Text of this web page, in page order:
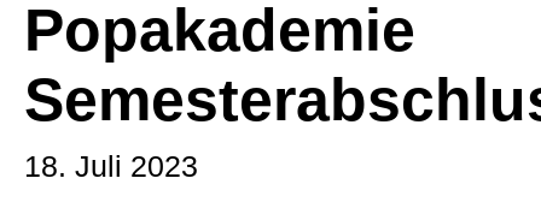
Popakademie
18. Juli 2023